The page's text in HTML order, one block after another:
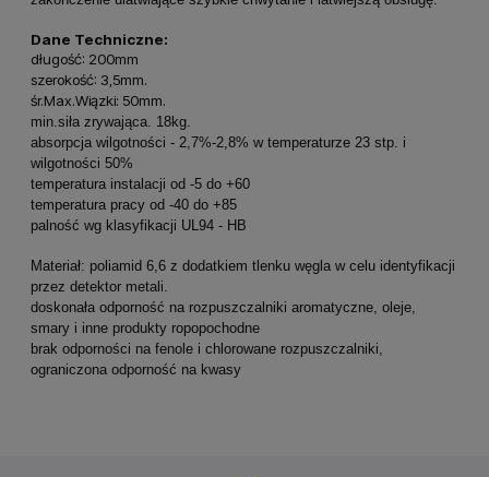
Dane Techniczne:
długość: 200mm
szerokość: 3,5mm.
śr.Max.Wiązki: 50mm.
min.siła zrywająca. 18kg.
absorpcja wilgotności - 2,7%-2,8% w temperaturze 23 stp. i
wilgotności 50%
temperatura instalacji od -5 do +60
temperatura pracy od -40 do +85
palność wg klasyfikacji UL94 - HB
Materiał: poliamid 6,6 z dodatkiem tlenku węgla w celu identyfikacji
przez detektor metali.
doskonała odporność na rozpuszczalniki aromatyczne, oleje,
smary i inne produkty ropopochodne
brak odporności na fenole i chlorowane rozpuszczalniki,
ograniczona odporność na kwasy